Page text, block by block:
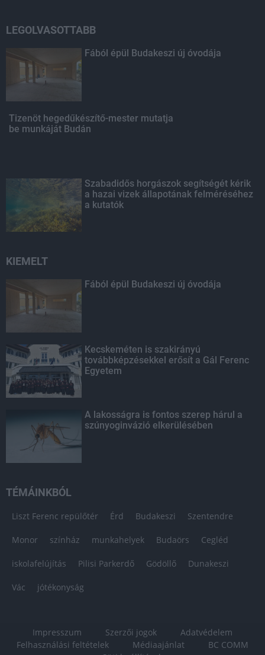
LEGOLVASOTTABB
Fából épül Budakeszi új óvodája
Tizenöt hegedűkészítő-mester mutatja
be munkáját Budán
Szabadidős horgászok segítségét kérik
a hazai vizek állapotának felméréséhez
a kutatók
KIEMELT
Fából épül Budakeszi új óvodája
Kecskeméten is szakirányú
továbbképzésekkel erősít a Gál Ferenc
Egyetem
A lakosságra is fontos szerep hárul a
szúnyoginvázió elkerülésében
TÉMÁINKBÓL
Liszt Ferenc repülőtér Érd Budakeszi Szentendre
Monor színház munkahelyek Budaörs Cegléd
iskolafelújítás Pilisi Parkerdő Gödöllő Dunakeszi
Vác jótékonyság
Impresszum Szerzői jogok
Adatvédelem
Felhasználási feltételek
Médiaajánlat
BC COMM